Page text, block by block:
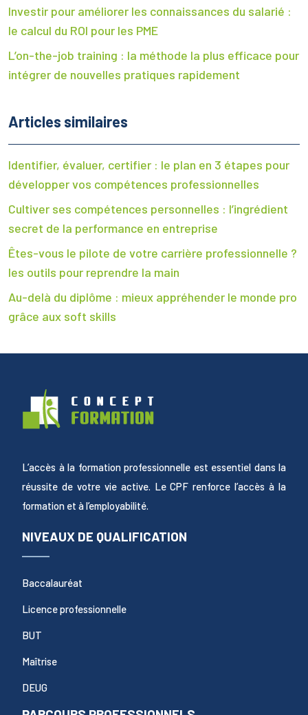
Investir pour améliorer les connaissances du salarié :
le calcul du ROI pour les PME
L’on-the-job training : la méthode la plus efficace pour
intégrer de nouvelles pratiques rapidement
Articles similaires
Identifier, évaluer, certifier : le plan en 3 étapes pour
développer vos compétences professionnelles
Cultiver ses compétences personnelles : l’ingrédient
secret de la performance en entreprise
Êtes-vous le pilote de votre carrière professionnelle ?
les outils pour reprendre la main
Au-delà du diplôme : mieux appréhender le monde pro
grâce aux soft skills
L’accès à la formation professionnelle est essentiel dans la
réussite de votre vie active. Le CPF renforce l’accès à la
formation et à l’employabilité.
NIVEAUX DE QUALIFICATION
Baccalauréat
Licence professionnelle
BUT
Maîtrise
DEUG